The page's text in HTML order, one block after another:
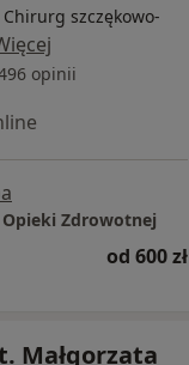
szczękowo-
opinii
Opieki Zdrowotnej
od 600 zł
Małgorzata